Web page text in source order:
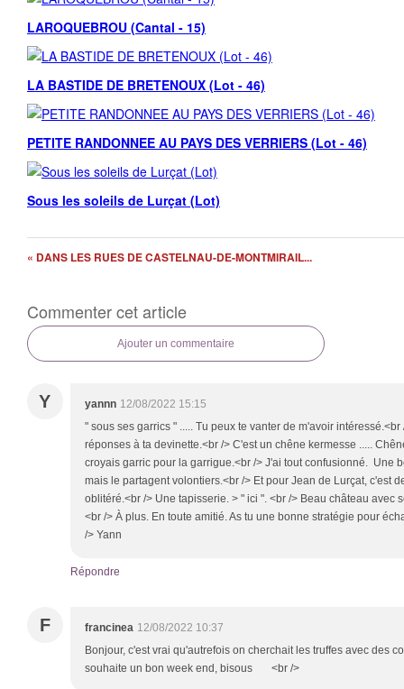
LAROQUEBROU (Cantal - 15)
LA BASTIDE DE BRETENOUX (Lot - 46)
PETITE RANDONNEE AU PAYS DES VERRIERS (Lot - 46)
Sous les soleils de Lurçat (Lot)
« DANS LES RUES DE CASTELNAU-DE-MONTMIRAIL...
Commenter cet article
Ajouter un commentaire
Y yannn 12/08/2022 15:15
" sous ses garrics " ..... Tu peux te vanter de m'avoir
réponses à ta devinette.<br /> C'est un chêne kermesse .....
croyais garric pour la garrigue.<br /> J'ai tout confusionné. Une
mais le partagent volontiers.<br /> Et pour Jean de Lurçat, c'est
oblitéré.<br /> Une tapisserie. > " ici ". <br /> Beau château avec
<br /> À plus. En toute amitié. As tu une bonne stratégie pour
/> Yann
Répondre
F francinea 12/08/2022 10:37
Bonjour, c'est vrai qu'autrefois on cherchait les truffes avec des
souhaite un bon week end, bisous <br />